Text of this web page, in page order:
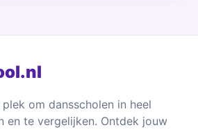
om dansscholen in heel
en te vergelijken. Ontdek jouw